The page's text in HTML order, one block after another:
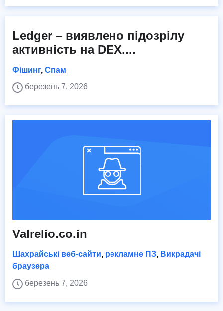
Ledger – виявлено підозрілу
активність на DEX....
Фішинг, Спам
березень 7, 2026
Valrelio.co.in
Шахрайські веб-сайти, рекламне ПЗ, Викрадачі
браузера
березень 7, 2026